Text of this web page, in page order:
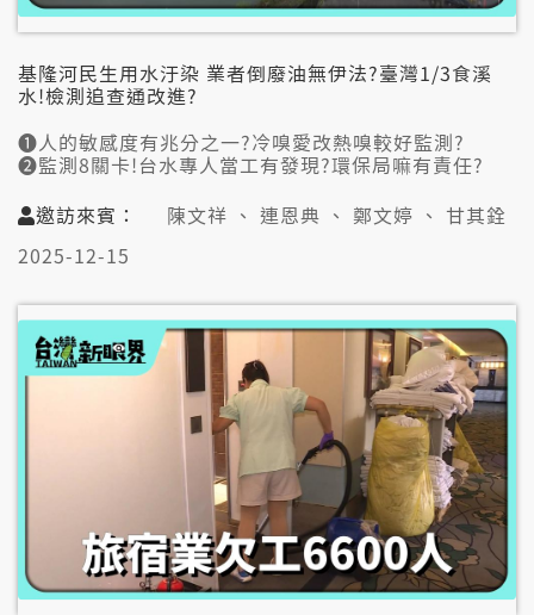
基隆河民生用水汙染 業者倒廢油無伊法?臺灣1/3食溪
水!檢測追查通改進?
➊人的敏感度有兆分之一?冷嗅愛改熱嗅較好監測?
➋監測8關卡!台水專人當工有發現?環保局嘛有責任?
➍家戶淨水器閣燃水有效?水塔.水管愛定期洗?
➎法規完整.管理無落實?地方環保稽查人力無
👤邀訪來賓:
陳文祥(台灣自來水公司水質處處長)
連恩典(中國國民黨基隆市暖暖區議員)
鄭文婷(民主進步黨仁愛區議員)
甘其銓(嘉南藥理大學環境工程系與觀光系合聘教授)
邀訪來賓：
陳文祥 、 連恩典 、 鄭文婷 、 甘其銓
2025-12-15